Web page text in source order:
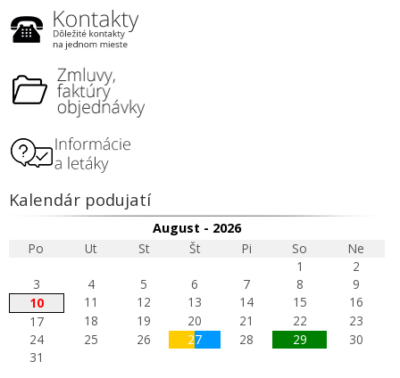
Kalendár podujatí
August - 2026
Po
Ut St Št Pi So
Ne
1
2
3
4 5 6 7 8
9
10
11 12 13 14 15
16
17
18 19 20 21 22
23
24
25 26 27 28 29
30
31